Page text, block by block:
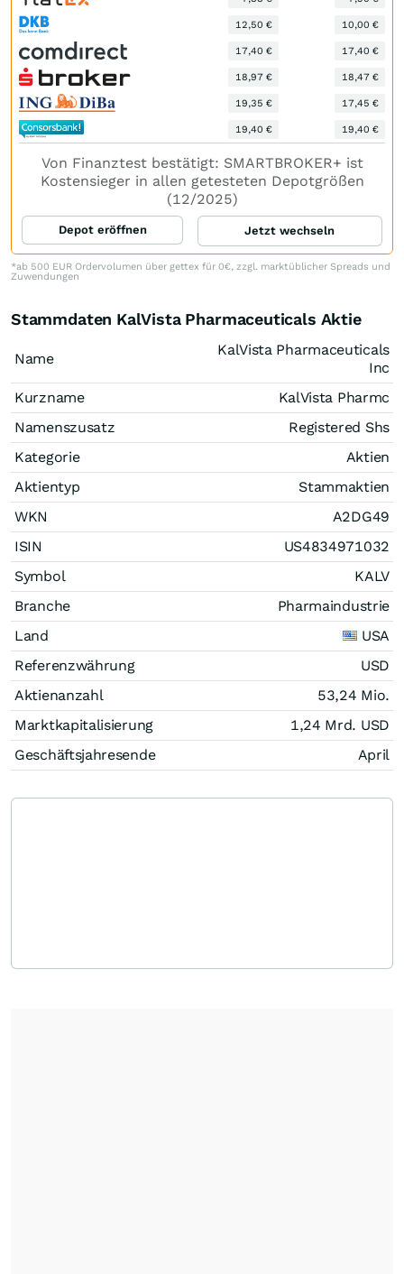
12,50 € 10,00 €
17,40 € 17,40 €
18,97 € 18,47 €
19,35 € 17,45 €
19,40 € 19,40 €
Von Finanztest bestätigt: SMARTBROKER+ ist
Kostensieger in allen getesteten Depotgrößen
(12/2025)
Depot eröffnen Jetzt wechseln
*ab 500 EUR Ordervolumen über gettex für 0€, zzgl. marktüblicher Spreads und
Zuwendungen
Stammdaten KalVista Pharmaceuticals Aktie
Name
KalVista Pharmaceuticals
Inc
Kurzname
KalVista Pharmc
Namenszusatz
Registered Shs
Kategorie
Aktien
Aktientyp
Stammaktien
WKN
A2DG49
ISIN
US4834971032
Symbol
KALV
Branche
Pharmaindustrie
Land
USA
Referenzwährung
USD
Aktienanzahl
53,24 Mio.
Marktkapitalisierung
1,24 Mrd. USD
Geschäftsjahresende
April